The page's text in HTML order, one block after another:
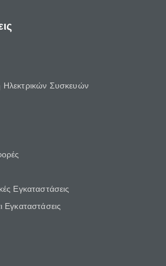
Ηλεκτρικών Συσκευών
Εγκαταστάσεις
Εγκαταστάσεις